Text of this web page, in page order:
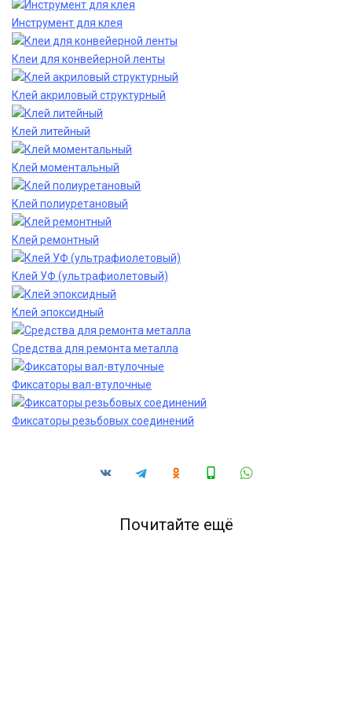
Инструмент для клея
Клеи для конвейерной ленты
Клей акриловый структурный
Клей литейный
Клей моментальный
Клей полиуретановый
Клей ремонтный
Клей УФ (ультрафиолетовый)
Клей эпоксидный
Средства для ремонта металла
Фиксаторы вал-втулочные
Фиксаторы резьбовых соединений
Почитайте ещё